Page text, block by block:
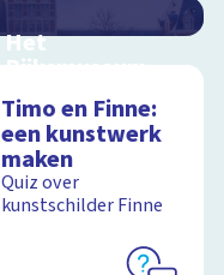
Het
Rijksmuseum
schoolplaat in en om
het Rijksmuseum
Timo en Finne:
een kunstwerk
maken
Quiz over
kunstschilder Finne